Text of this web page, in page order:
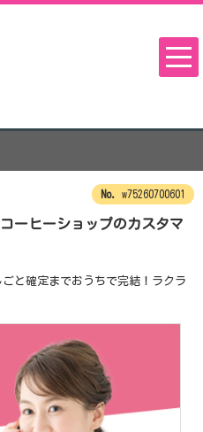
w75260700601
ーヒーショップのカスタマ
と確定までおうちで完結！ラクラ